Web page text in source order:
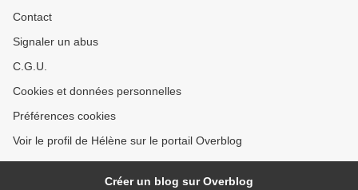
Contact
Signaler un abus
C.G.U.
Cookies et données personnelles
Préférences cookies
Voir le profil de Hélène sur le portail Overblog
Créer un blog sur Overblog